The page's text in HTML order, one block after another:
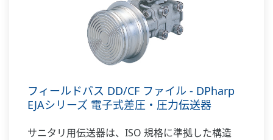
フィールドバス DD/CF ファイル - DPharp
EJAシリーズ 電子式差圧・圧力伝送器
サニタリ用伝送器は、ISO 規格に準拠した構造